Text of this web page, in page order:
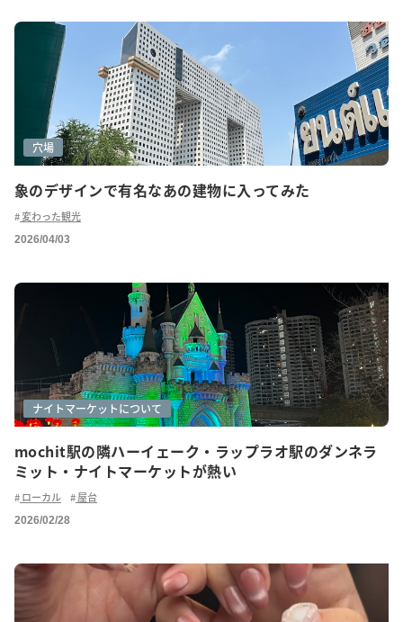
象のデザインで有名なあの建物に入ってみた
穴場
変わった観光
2026/04/03
mochit駅の隣ハーイェーク・ラップラオ駅のダンネラ
ミット・ナイトマーケットが熱い
グルメ(ローカル)
ショッピング
ナイトマーケットについて
ローカル 屋台
2026/02/28